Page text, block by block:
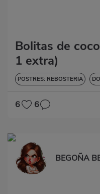
Bolitas de
1 extra)
POSTRES: REBOSTERIA
6 6
BEGOÑA